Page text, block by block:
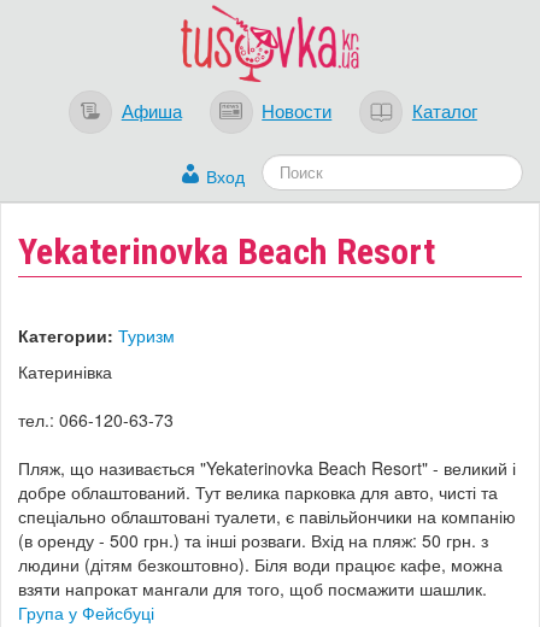
Афиша Новости Каталог
Вход
Yekaterinovka Beach Resort
Категории: Туризм
Катеринівка
тел.: 066-120-63-73
Пляж, що називається "Yekaterinovka Beach Resort" - великий і
добре облаштований. Тут велика парковка для авто, чисті та
спеціально облаштовані туалети, є павільйончики на компанію
(в оренду - 500 грн.) та інші розваги. Вхід на пляж: 50 грн. з
людини (дітям безкоштовно). Біля води працює кафе, можна
взяти напрокат мангали для того, щоб посмажити шашлик.
Група у Фейсбуці